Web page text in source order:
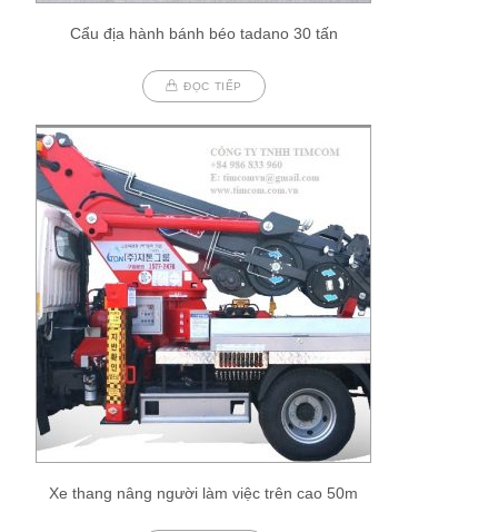
Cẩu địa hành bánh béo tadano 30 tấn
ĐỌC TIẾP
Xe thang nâng người làm việc trên cao 50m